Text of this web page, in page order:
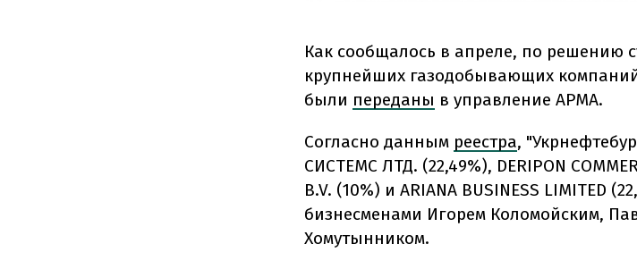
Как сообщалось в апреле, по решению
крупнейших газодобывающих
были переданы в управление АРМА.
Согласно данным реестра,
СИСТЕМС ЛТД. (22,49%), DERIPON
B.V. (10%) и ARIANA BUSINESS LIMITED
бизнесменами Игорем Коломойским,
Хомутынником.